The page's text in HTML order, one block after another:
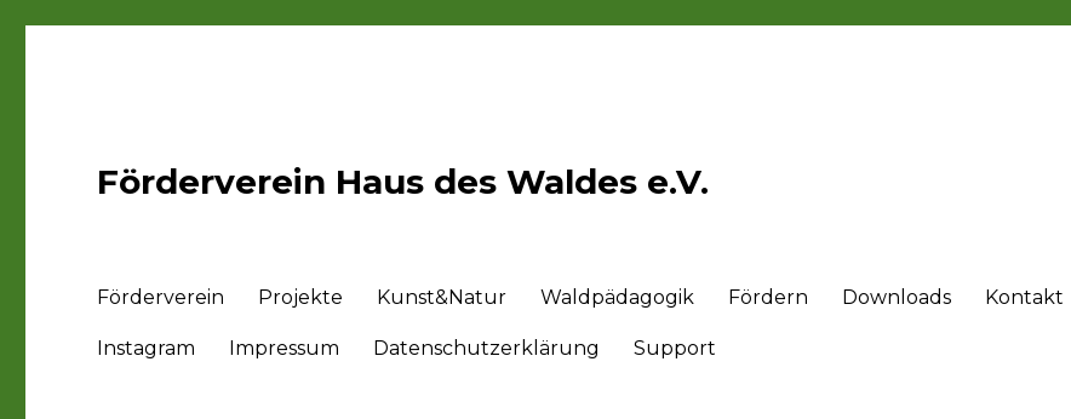
Förderverein Haus des Waldes e.V.
Förderverein Projekte Kunst&Natur Waldpädagogik Fördern Downloads Kontakt
Instagram Impressum Datenschutzerklärung Support